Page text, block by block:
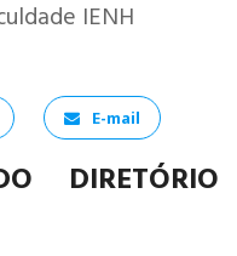
IENH
E-mail
DIRETÓRIO